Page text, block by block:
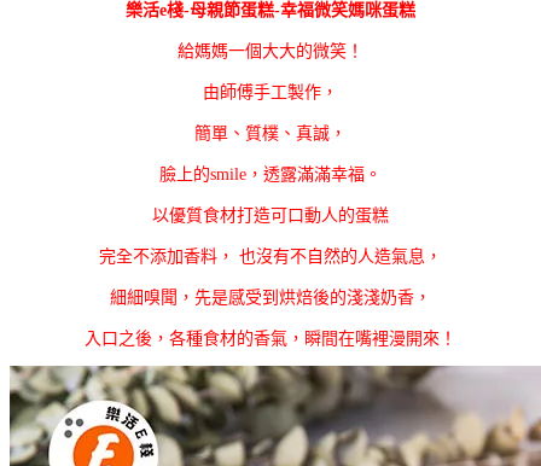
樂活e棧-母親節蛋糕-幸福微笑媽咪蛋糕
給媽媽一個大大的微笑！
由師傅手工製作，
簡單、質樸、真誠，
臉上的smile，透露滿滿幸福。
以優質食材打造可口動人的蛋糕
完全不添加香料， 也沒有不自然的人造氣息，
細細嗅聞，先是感受到烘焙後的淺淺奶香，
入口之後，各種食材的香氣，瞬間在嘴裡漫開來！